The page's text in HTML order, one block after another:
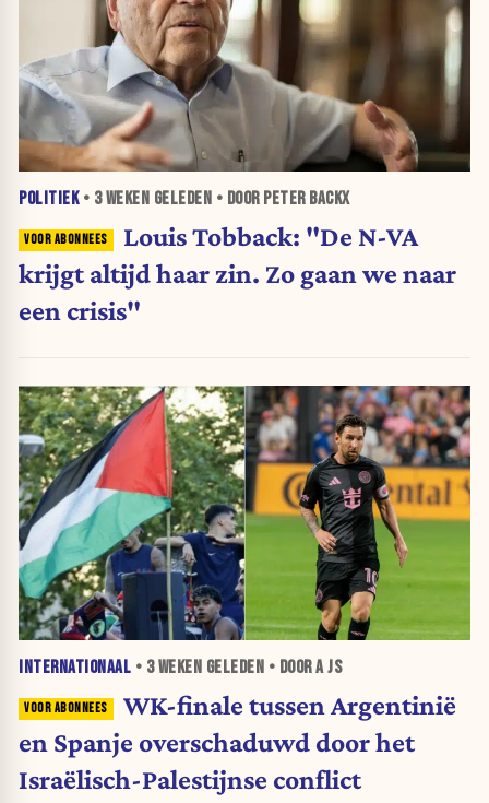
POLITIEK• 3 WEKEN GELEDEN • DOOR PETER BACKX
Louis Tobback: "De N-VA
krijgt altijd haar zin. Zo gaan we naar
een crisis"
INTERNATIONAAL • 3 WEKEN GELEDEN • DOOR A JS
WK-finale tussen Argentinië
en Spanje overschaduwd door het
Israëlisch-Palestijnse conflict